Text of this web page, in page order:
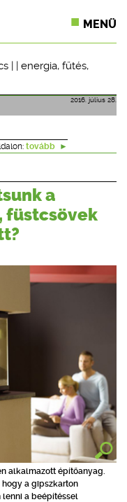
MENÜ
| | energia, fűtés,
2016. július 28.
tovább
a
füstcsövek
alkalmazott építőanyag.
a gipszkarton
lenni a beépítéssel